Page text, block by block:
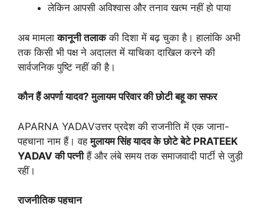
लेकिन आपसी अविश्वास और तनाव खत्म नहीं हो पाया
अब मामलाकानूनीतलाककी दिशा में बढ़ चुका है। हालांकि अभी
तक किसी भी पक्ष ने अदालत में याचिका दाखिल करने की
सार्वजनिक पुष्टि नहीं की है।
कौनहैंअपर्णायादव?मुलायमपरिवारकीछोटीबहूकासफर
APARNA YADAVउत्तर प्रदेश की राजनीति में एक जाना-
पहचाना नाम हैं। वहमुलायमसिंहयादवकेछोटेबेटे PRATEEK
YADAVकीपत्नीहैं और लंबे समय तक समाजवादी पार्टी से जुड़ी
रहीं।
राजनीतिकपहचान